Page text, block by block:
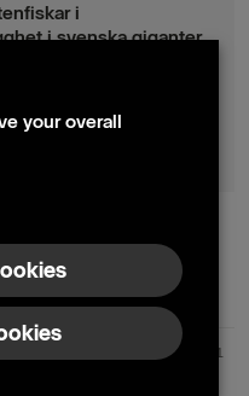
i
i svenska giganter
i teknik – men
| Reg. no. 559073-6681
your overall